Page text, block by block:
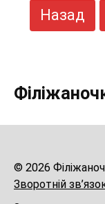
Пагінація
записів
Назад
© 2026
Зворотній